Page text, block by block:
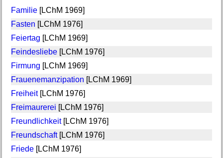
Familie[LChM 1969]
Fasten [LChM 1976]
Feiertag [LChM 1969]
Feindesliebe[LChM 1976]
Firmung [LChM 1969]
Frauenemanzipation [LChM 1969]
Freiheit[LChM 1976]
Freimaurerei [LChM 1976]
Freundlichkeit[LChM 1976]
Freundschaft[LChM 1976]
Friede[LChM 1976]